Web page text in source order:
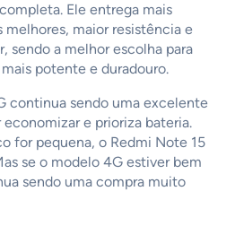
Ele entrega mais
melhores, maior resistência e
sendo a melhor escolha para
potente e duradouro.
continua sendo uma excelente
e prioriza bateria.
for pequena, o Redmi Note 15
se o modelo 4G estiver bem
sendo uma compra muito